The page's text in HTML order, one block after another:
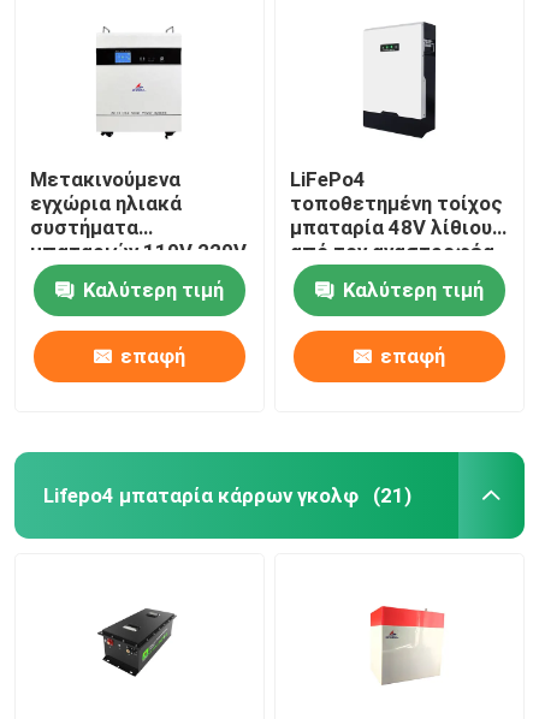
Μετακινούμενα
εγχώρια ηλιακά
συστήματα
μπαταριών 110V 220V
3000W εγχώριας
ενέργειαςΚαλύτερη τιμή
επαφή
LiFePo4
τοποθετημένη τοίχος
μπαταρία 48V λίθιου
από τον αναστροφέα
πλέγματος για το
σύστημα εγχώριας
ηλιακής ενέργειας
Καλύτερη τιμή
επαφή
Lifepo4 μπαταρία κάρρων γκολφ (21)